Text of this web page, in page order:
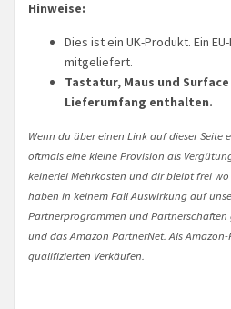
Hinweise:
Dies ist ein UK-Produkt. Ein
mitgeliefert.
Tastatur, Maus und Surface
Lieferumfang enthalten.
Wenn du über einen Link auf dieser
oftmals eine kleine Provision als
keinerlei Mehrkosten und dir bleibt frei
haben in keinem Fall Auswirkung auf
Partnerprogrammen und
und das Amazon PartnerNet. Als
qualifizierten Verkäufen.